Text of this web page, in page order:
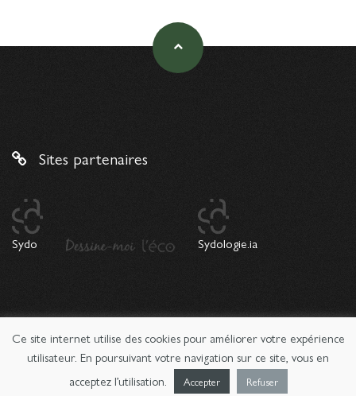
Sites partenaires
Sydo Sydologie.ia
© 2026 Copyright Sydologie. Le magazine de l'innovation
pédagogique -Mentions légales
Ce site internet utilise des cookies pour améliorer votre expérience
utilisateur. En poursuivant votre navigation sur ce site, vous en
acceptez l’utilisation.
Accepter Refuser